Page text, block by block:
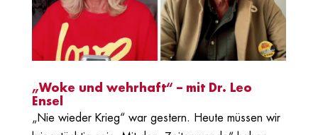
„Woke und wehrhaft“ – mit Dr. Leo
Ensel
„Nie wieder Krieg“ war gestern. Heute müssen wir